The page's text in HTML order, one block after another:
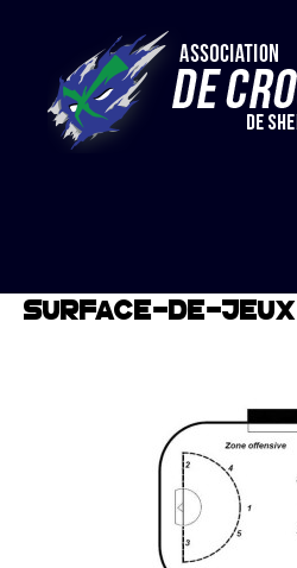
SURFACE-DE-JEUX